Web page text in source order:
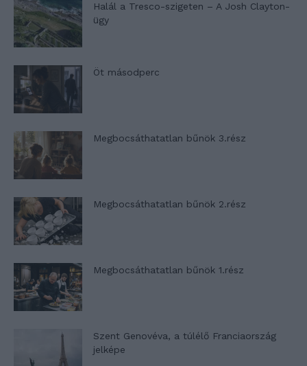
Halál a Tresco-szigeten – A Josh Clayton-
ügy
Öt másodperc
Megbocsáthatatlan bűnök 3.rész
Megbocsáthatatlan bűnök 2.rész
Megbocsáthatatlan bűnök 1.rész
Szent Genovéva, a túlélő Franciaország
jelképe